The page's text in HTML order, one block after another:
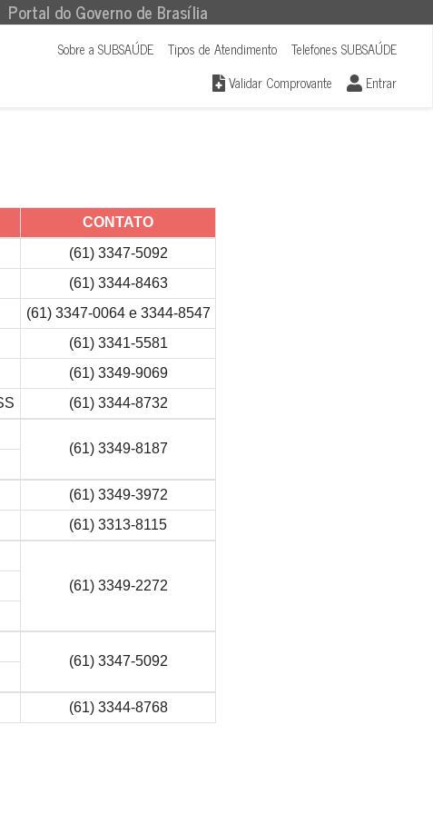
Portal do Governo de Brasília
Sobre a SUBSAÚDE Tipos de Atendimento
Telefones SUBSAÚDE
Validar Comprovante
Entrar
CONTATO
(61) 3347-5092
(61) 3344-8463
(61) 3347-0064 e 3344-8547
(61) 3341-5581
(61) 3349-9069
(61) 3344-8732
(61) 3349-8187
(61) 3349-3972
(61) 3313-8115
(61) 3349-2272
(61) 3347-5092
(61) 3344-8768